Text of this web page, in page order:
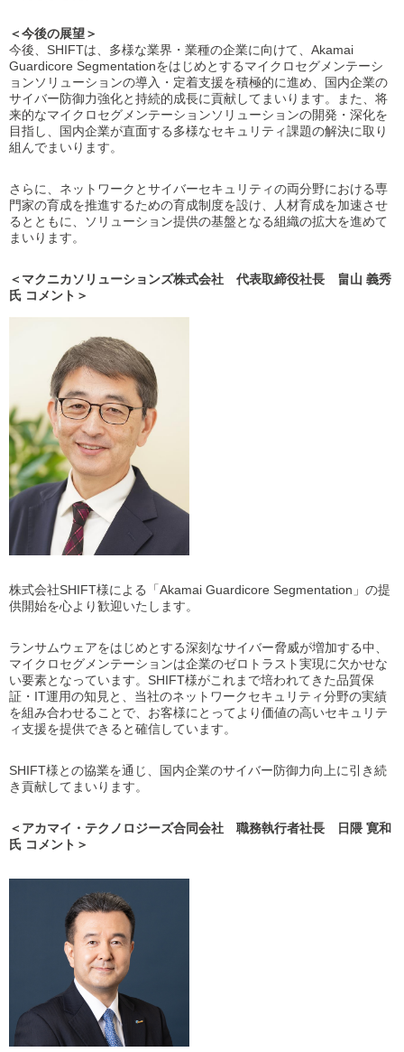
＜今後の展望＞
今後、SHIFTは、多様な業界・業種の企業に向けて、Akamai
Guardicore Segmentationをはじめとするマイクロセグメンテーシ
ョンソリューションの導入・定着支援を積極的に進め、国内企業の
サイバー防御力強化と持続的成長に貢献してまいります。また、将
来的なマイクロセグメンテーションソリューションの開発・深化を
目指し、国内企業が直面する多様なセキュリティ課題の解決に取り
組んでまいります。
さらに、ネットワークとサイバーセキュリティの両分野における専
門家の育成を推進するための育成制度を設け、人材育成を加速させ
るとともに、ソリューション提供の基盤となる組織の拡大を進めて
まいります。
＜マクニカソリューションズ株式会社 代表取締役社長 畠山 義秀
氏 コメント＞
株式会社SHIFT様による「Akamai Guardicore Segmentation」の提
供開始を心より歓迎いたします。
ランサムウェアをはじめとする深刻なサイバー脅威が増加する中、
マイクロセグメンテーションは企業のゼロトラスト実現に欠かせな
い要素となっています。SHIFT様がこれまで培われてきた品質保
証・IT運用の知見と、当社のネットワークセキュリティ分野の実績
を組み合わせることで、お客様にとってより価値の高いセキュリテ
ィ支援を提供できると確信しています。
SHIFT様との協業を通じ、国内企業のサイバー防御力向上に引き続
き貢献してまいります。
＜アカマイ・テクノロジーズ合同会社 職務執行者社長 日隈 寛和
氏 コメント＞